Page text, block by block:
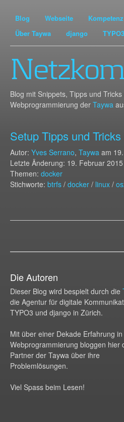
Blog Webseite Kompetenz
Über Taywa
django TYPO3
Blog mit Snippets, Tipps und
Webprogrammierung der Taywa
Setup Tipps und
Autor: Yves Serrano, Taywa am
Letzte Änderung: 19. Februar 2015
Themen: docker
Stichworte: btrfs / docker / linux /
Die Autoren
Dieser Blog wird bespielt durch die
die Agentur für digitale
TYPO3 und django in Zürich.
Mit über einer Dekade Erfahrung in
Webprogram­mierung bloggen hier
Partner der Taywa über ihre
Problemlösungen.
Viel Spass beim Lesen!